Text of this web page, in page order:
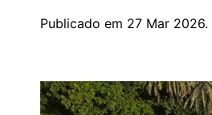
Publicado em 27 Mar 2026.